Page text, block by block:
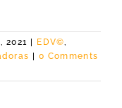
2021 EDV©,
0 Comments